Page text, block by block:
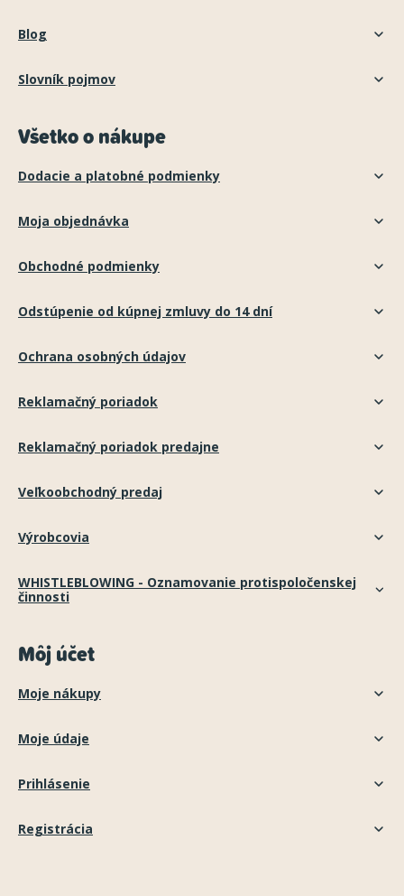
Blog
Slovník pojmov
Všetko o nákupe
Dodacie a platobné podmienky
Moja objednávka
Obchodné podmienky
Odstúpenie od kúpnej zmluvy do 14 dní
Ochrana osobných údajov
Reklamačný poriadok
Reklamačný poriadok predajne
Veľkoobchodný predaj
Výrobcovia
WHISTLEBLOWING - Oznamovanie protispoločenskej
činnosti
Môj účet
Moje nákupy
Moje údaje
Prihlásenie
Registrácia